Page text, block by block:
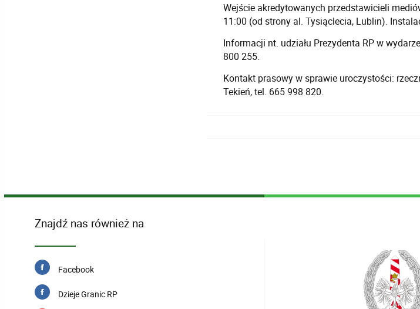
Wejście akredytowanych przedstawicieli
11:00 (od strony al. Tysiąclecia, Lublin).
Informacji nt. udziału Prezydenta RP w
800 255.
Kontakt prasowy w sprawie uroczystości:
Tekień, tel. 665 998 820.
Znajdź nas również na
Facebook
Dzieje Granic RP